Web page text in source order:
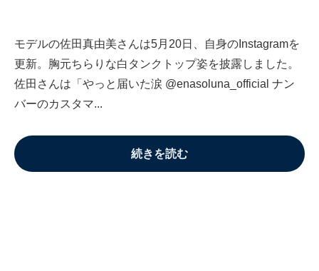
モデルの佐田真由美さんは5月20日、自身のInstagramを
更新。胸元ちらりな白タンクトップ姿を披露しました。
佐田さんは「やっと届いた涙 @enasoluna_official ナン
バーのカスタマ...
続きを読む